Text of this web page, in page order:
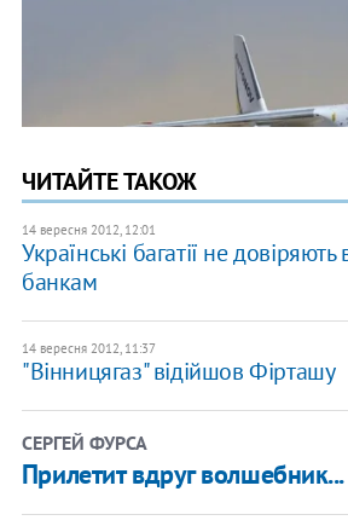
ЧИТАЙТЕ ТАКОЖ
14 вересня 2012, 12:01
Українські багатії не
банкам
14 вересня 2012, 11:37
"Вінницягаз" відійшов Фірташу
СЕРГЕЙ ФУРСА
Прилетит вдруг волшебник...